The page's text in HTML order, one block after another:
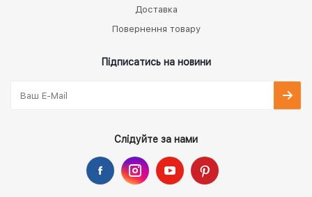
Доставка
Повернення товару
Підписатись на новини
Слідуйте за нами